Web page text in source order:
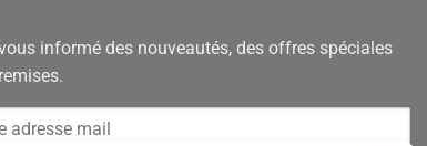
informé des nouveautés, des offres spéciales